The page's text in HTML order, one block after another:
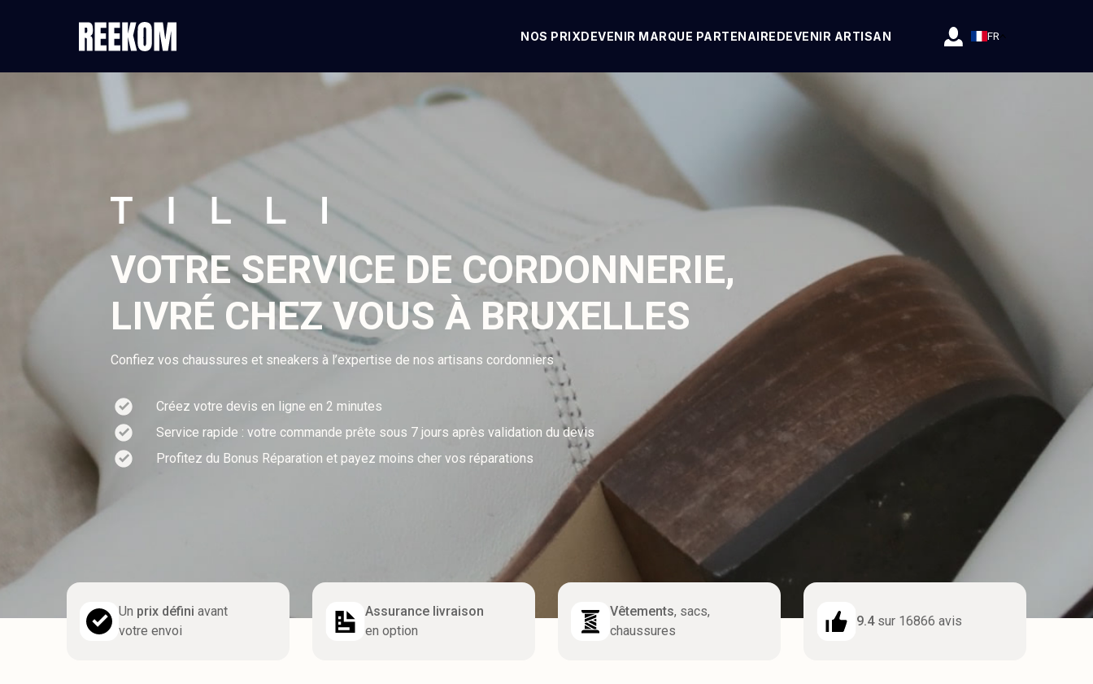
NOS PRIXDEVENIR MARQUE PARTENAIREDEVENIR ARTISAN FR
VOTRE SERVICE DE CORDONNERIE,
LIVRÉ CHEZ VOUS À BRUXELLES
Confiez vos chaussures et sneakers à l’expertise de nos artisans cordonniers
Créez votre devis en ligne en 2 minutes
Service rapide : votre commande prête sous 7 jours après validation du devis
Profitez du Bonus Réparation et payez moins cher vos réparations
Un prix défini avant
votre envoi
Assurance livraison
en option
Vêtements, sacs,
chaussures
9.4sur 16866 avis